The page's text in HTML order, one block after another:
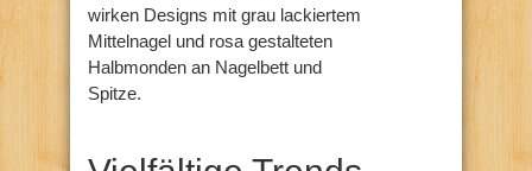
wirken Designs mit grau lackiertem
Mittelnagel und rosa gestalteten
Halbmonden an Nagelbett und
Spitze.